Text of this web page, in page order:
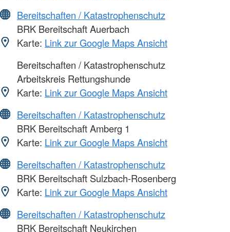
Bereitschaften / Katastrophenschutz
BRK Bereitschaft Auerbach
Karte: Link zur Google Maps Ansicht
Bereitschaften / Katastrophenschutz
Arbeitskreis Rettungshunde
Karte: Link zur Google Maps Ansicht
Bereitschaften / Katastrophenschutz
BRK Bereitschaft Amberg 1
Karte: Link zur Google Maps Ansicht
Bereitschaften / Katastrophenschutz
BRK Bereitschaft Sulzbach-Rosenberg
Karte: Link zur Google Maps Ansicht
Bereitschaften / Katastrophenschutz
BRK Bereitschaft Neukirchen